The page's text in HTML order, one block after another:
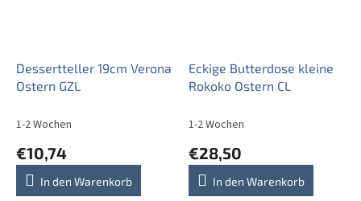
Dessertteller 19cm Verona
Ostern GZL
1-2 Wochen
€10,74
In den Warenkorb
Eckige Butterdose kleine
Rokoko Ostern CL
1-2 Wochen
€28,50
In den Warenkorb